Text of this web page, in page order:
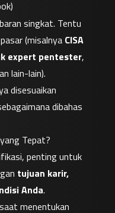
singkat. Tentu
(misalnya CISA
expert pentester
disesuaikan
dibahas
Tepat?
penting untuk
tujuan karir,
Anda.
menentukan